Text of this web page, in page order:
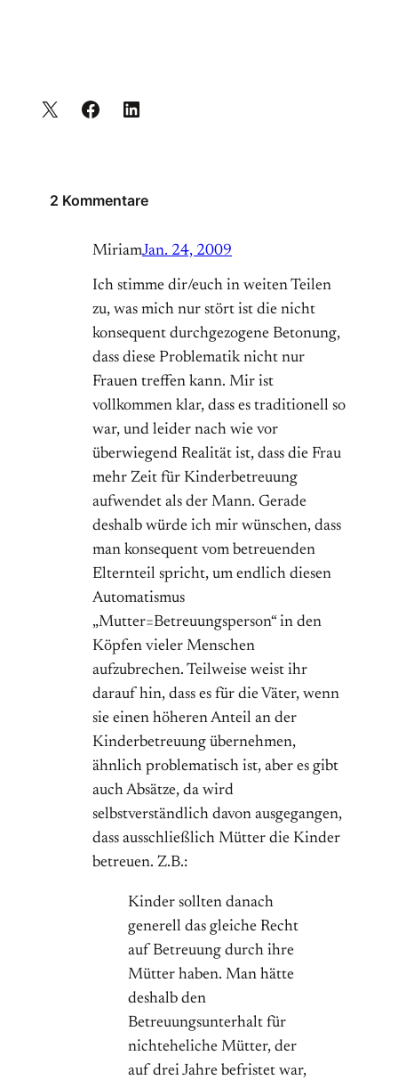
2 Kommentare
MiriamJan. 24, 2009
Ich stimme dir/euch in weiten Teilen
zu, was mich nur stört ist die nicht
konsequent durchgezogene Betonung,
dass diese Problematik nicht nur
Frauen treffen kann. Mir ist
vollkommen klar, dass es traditionell so
war, und leider nach wie vor
überwiegend Realität ist, dass die Frau
mehr Zeit für Kinderbetreuung
aufwendet als der Mann. Gerade
deshalb würde ich mir wünschen, dass
man konsequent vom betreuenden
Elternteil spricht, um endlich diesen
Automatismus
„Mutter=Betreuungsperson“ in den
Köpfen vieler Menschen
aufzubrechen. Teilweise weist ihr
darauf hin, dass es für die Väter, wenn
sie einen höheren Anteil an der
Kinderbetreuung übernehmen,
ähnlich problematisch ist, aber es gibt
auch Absätze, da wird
selbstverständlich davon ausgegangen,
dass ausschließlich Mütter die Kinder
betreuen. Z.B.:
Kinder sollten danach
generell das gleiche Recht
auf Betreuung durch ihre
Mütter haben. Man hätte
deshalb den
Betreuungsunterhalt für
nichteheliche Mütter, der
auf drei Jahre befristet war,